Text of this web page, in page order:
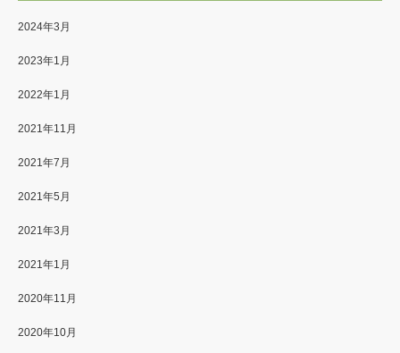
2024年3月
2023年1月
2022年1月
2021年11月
2021年7月
2021年5月
2021年3月
2021年1月
2020年11月
2020年10月